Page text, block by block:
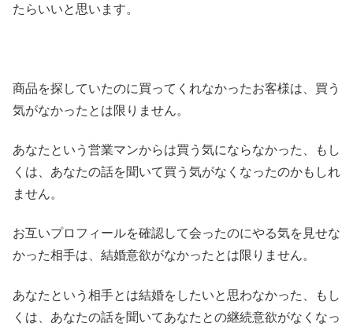
たらいいと思います。
商品を探していたのに買ってくれなかったお客様は、買う
気がなかったとは限りません。
あなたという営業マンからは買う気にならなかった、もし
くは、あなたの話を聞いて買う気がなくなったのかもしれ
ません。
お互いプロフィールを確認して会ったのにやる気を見せな
かった相手は、結婚意欲がなかったとは限りません。
あなたという相手とは結婚をしたいと思わなかった、もし
くは、あなたの話を聞いてあなたとの継続意欲がなくなっ